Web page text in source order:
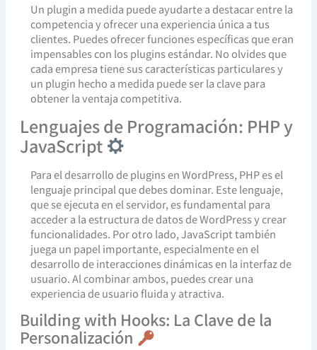
Un plugin a medida puede ayudarte a destacar entre la
competencia y ofrecer una experiencia única a tus
clientes. Puedes ofrecer funciones específicas que eran
impensables con los plugins estándar. No olvides que
cada empresa tiene sus características particulares y
un plugin hecho a medida puede ser la clave para
obtener la ventaja competitiva.
Lenguajes de Programación: PHP y
JavaScript
Para el desarrollo de plugins en WordPress, PHP es el
lenguaje principal que debes dominar. Este lenguaje,
que se ejecuta en el servidor, es fundamental para
acceder a la estructura de datos de WordPress y crear
funcionalidades. Por otro lado, JavaScript también
juega un papel importante, especialmente en el
desarrollo de interacciones dinámicas en la interfaz de
usuario. Al combinar ambos, puedes crear una
experiencia de usuario fluida y atractiva.
Building with Hooks: La Clave de la
Personalización